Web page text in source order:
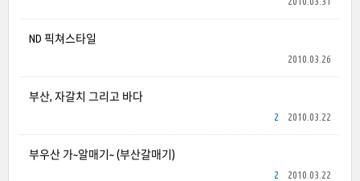
ND 픽쳐스타일
2010.03.26
부산, 자갈치 그리고 바다
2010.03.22
2
부우산 가~알매기~ (부산갈매기)
2010.03.22
2